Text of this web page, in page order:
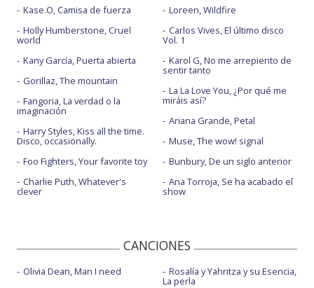
Kase.O, Camisa de fuerza
Holly Humberstone, Cruel
world
Kany García, Puerta abierta
Gorillaz, The mountain
Fangoria, La verdad o la
imaginación
Harry Styles, Kiss all the time.
Disco, occasionally.
Foo Fighters, Your favorite toy
Charlie Puth, Whatever's
clever
Loreen, Wildfire
Carlos Vives, El último disco
Vol. 1
Karol G, No me arrepiento de
sentir tanto
La La Love You, ¿Por qué me
miráis así?
Ariana Grande, Petal
Muse, The wow! signal
Bunbury, De un siglo anterior
Ana Torroja, Se ha acabado el
show
CANCIONES
Olivia Dean, Man I need Rosalía y Yahritza y su Esencia,
La perla